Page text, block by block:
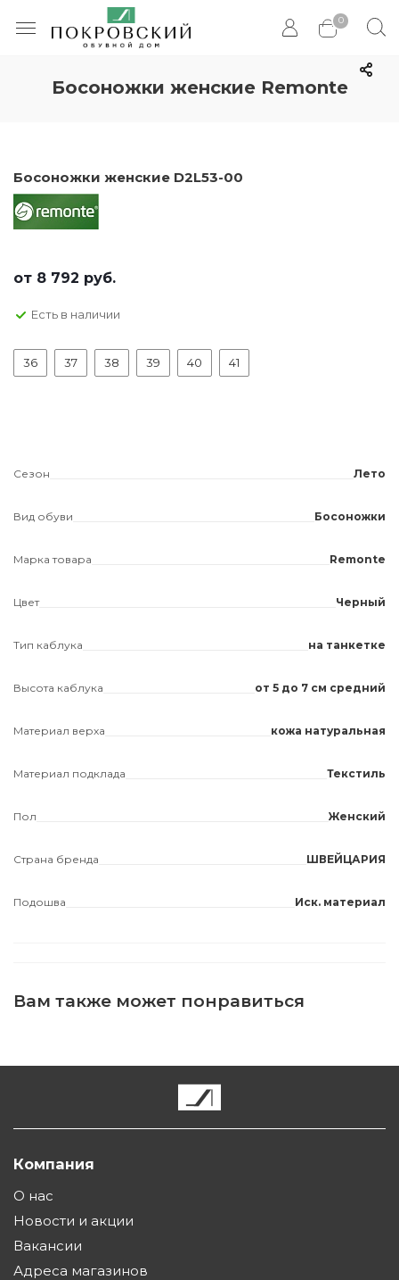
0
Босоножки женские Remonte
Босоножки женские D2L53-00
от 8 792 руб.
Есть в наличии
36 37 38 39 40 41
Сезон Лето
Вид обуви Босоножки
Марка товара Remonte
Цвет Черный
Тип каблука на танкетке
Высота каблука от 5 до 7 см средний
Материал верха кожа натуральная
Материал подклада Текстиль
Пол Женский
Страна бренда ШВЕЙЦАРИЯ
Подошва Иск. материал
Вам также может понравиться
Компания
О нас
Новости и акции
Вакансии
Адреса магазинов